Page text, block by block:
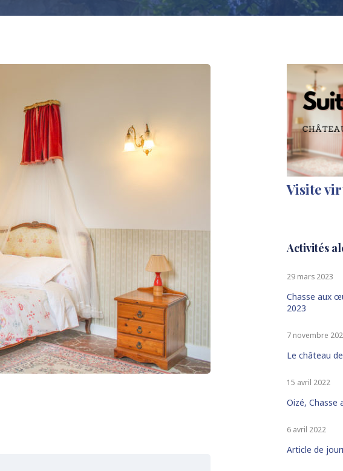
Visite
Activités
Chasse aux
2023
29 mars 2023
Le château
7 novembre
Oizé, Chasse
15 avril 2022
Article de
6 avril 2022